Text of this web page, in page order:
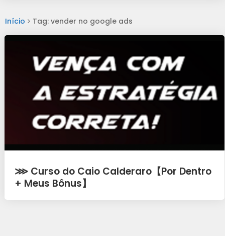
Início Tag: vender no google ads
⋙ Curso do Caio Calderaro【Por Dentro
+ Meus Bônus】